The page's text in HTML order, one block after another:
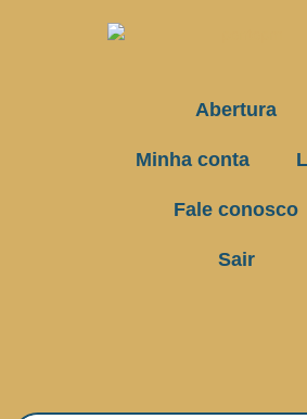
Abertura
Minha conta
Fale conosco
Sair